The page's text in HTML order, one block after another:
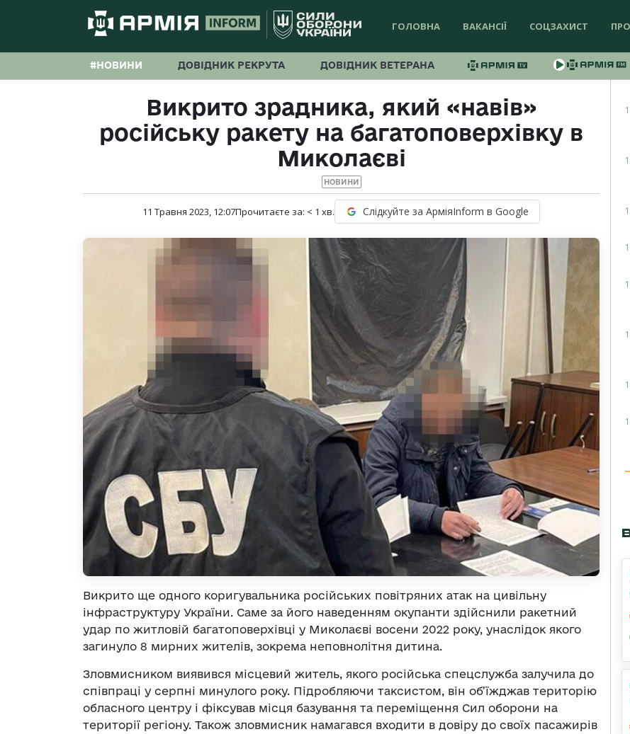
ГОЛОВНА ВАКАНСІЇ СОЦЗАХИСТ
#НОВИНИ ДОВІДНИК РЕКРУТА ДОВІДНИК ВЕТЕРАНА
Викрито зрадника, який «навів»
російську ракету на багатоповерхівку в
Миколаєві
НОВИНИ
11 Травня 2023, 12:07Прочитаєте за: < 1 хв. Слідкуйте за АрміяInform в Google
Викрито ще одного коригувальника російських повітряних атак на цивільну
інфраструктуру України. Саме за його наведенням окупанти здійснили ракетний
удар по житловій багатоповерхівці у Миколаєві восени 2022 року, унаслідок якого
загинуло 8 мирних жителів, зокрема неповнолітня дитина.
Зловмисником виявився місцевий житель, якого російська спецслужба залучила до
співпраці у серпні минулого року. Підробляючи таксистом, він об’їжджав територію
обласного центру і фіксував місця базування та переміщення Сил оборони на
території регіону. Також зловмисник намагався входити в довіру до своїх пасажирів